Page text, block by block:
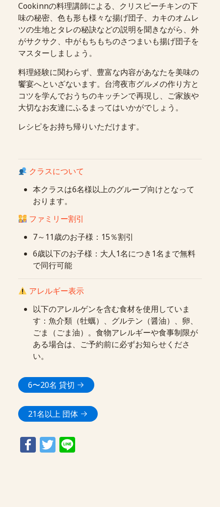
Cookinnの料理講師による、クリスピーチキンの下
味の秘密、色も形も様々な揚げ団子、カキのオムレ
ツの生地とタレの秘訣などの説明を聞きながら、外
がサクサク、中がもちもちのさつまいも揚げ団子を
マスターしましょう。
料理経験に関わらず、豊富な内容があなたを美味の
饗宴へといざないます。台湾夜市グルメの作り方と
コツを学んでおうちのキッチンで再現し、ご家族や
大切なお友達にふるまってはいかがでしょう。
レシピをお持ち帰りいただけます。
クラスについて
本クラスは6名様以上のグループ向けとなって
おります。
ファミリー割引
7～11歳のお子様：15％割引
6歳以下のお子様：大人1名につき1名まで無料
で同行可能
アレルギー表示
以下のアレルゲンを含む食材を使用していま
す：魚介類（牡蠣）、グルテン（醤油）、卵、
ごま（ごま油）。食物アレルギーや食事制限が
ある場合は、ご予約前に必ずお知らせくださ
い。
6〜20名 貸切
21名以上 団体
Facebook
Twitter
Line